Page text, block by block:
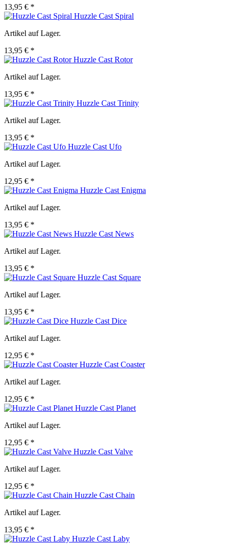
13,95 € *
Huzzle Cast Spiral
Artikel auf Lager.
13,95 € *
Huzzle Cast Rotor
Artikel auf Lager.
13,95 € *
Huzzle Cast Trinity
Artikel auf Lager.
13,95 € *
Huzzle Cast Ufo
Artikel auf Lager.
12,95 € *
Huzzle Cast Enigma
Artikel auf Lager.
13,95 € *
Huzzle Cast News
Artikel auf Lager.
13,95 € *
Huzzle Cast Square
Artikel auf Lager.
13,95 € *
Huzzle Cast Dice
Artikel auf Lager.
12,95 € *
Huzzle Cast Coaster
Artikel auf Lager.
12,95 € *
Huzzle Cast Planet
Artikel auf Lager.
12,95 € *
Huzzle Cast Valve
Artikel auf Lager.
12,95 € *
Huzzle Cast Chain
Artikel auf Lager.
13,95 € *
Huzzle Cast Laby